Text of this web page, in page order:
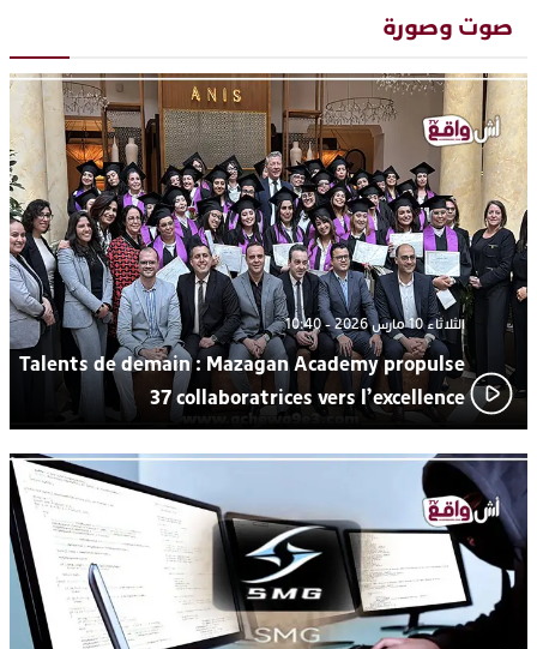
“كوفرة فالغيس”
19:11يقظة أمنية تنهي كابوس الفتاة القاصر: كواليس مثيرة لعملية تحرير
17:27 اتحاد المقاولات الإعلامية يقود قاطرة التكوين بالجديدة ويستضيف
الإعلامي سعيد بلفقير في دورة استثنائية
23:18ترسيخا لثقافة ترشيد الموارد المائية.. اختتام فعاليات النسخة الثانية
من “القرية الذكية للماء” بمركز الاصطياف ببوزنيقة
صوت وصورة
الثلاثاء 10 مارس 2026 - 10:40
Talents de demain : Mazagan Academy propulse
37 collaboratrices vers l’excellence